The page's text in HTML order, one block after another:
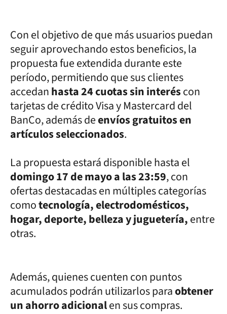
Con el objetivo de que más usuarios puedan
seguir aprovechando estos beneficios, la
propuesta fue extendida durante este
período, permitiendo que sus clientes
accedanhasta 24 cuotas sin interéscon
tarjetas de crédito Visa y Mastercard del
BanCo, además deenvíos gratuitos en
artículos seleccionados.
La propuesta estará disponible hasta el
domingo 17 de mayo a las 23:59, con
ofertas destacadas en múltiples categorías
comotecnología, electrodomésticos,
hogar, deporte, belleza y juguetería,entre
otras.
Además, quienes cuenten con puntos
acumulados podrán utilizarlos paraobtener
un ahorro adicionalen sus compras.